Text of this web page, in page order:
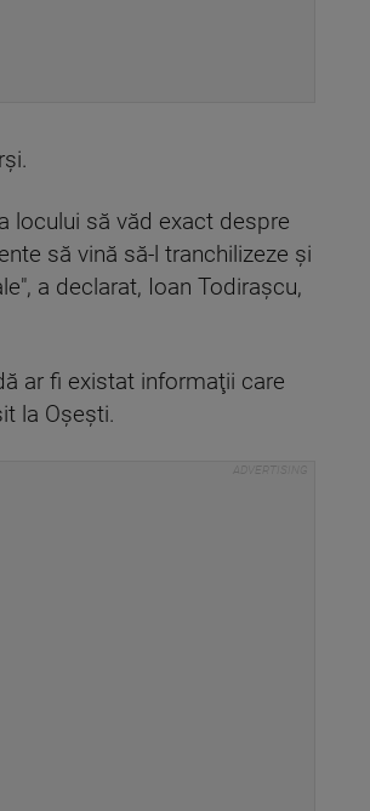
locului să văd exact despre
să vină să-l tranchilizeze şi
a declarat, Ioan Todiraşcu,
ar fi existat informaţii care
la Oşeşti.